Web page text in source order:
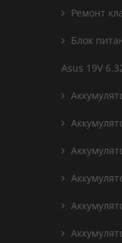
Ремонт
Блок
Asus 19V